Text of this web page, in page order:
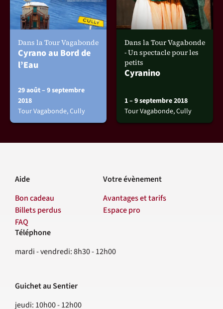
Dans la Tour Vagabonde
Cyrano au Bord de
l’Eau
29 août – 9 septembre
2018
Tour Vagabonde, Cully
Dans la Tour Vagabonde
- Un spectacle pour les
petits
Cyranino
1 – 9 septembre 2018
Tour Vagabonde, Cully
Aide
Bon cadeau
Billets perdus
FAQ
Votre évènement
Avantages et tarifs
Espace pro
Contact
Téléphone
mardi - vendredi: 8h30 - 12h00
Guichet au Sentier
jeudi: 10h00 - 12h00